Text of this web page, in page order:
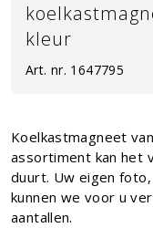
kleur
Art. nr. 1647795
Koelkastmagneet
assortiment kan het
duurt. Uw eigen
kunnen we voor u
aantallen.